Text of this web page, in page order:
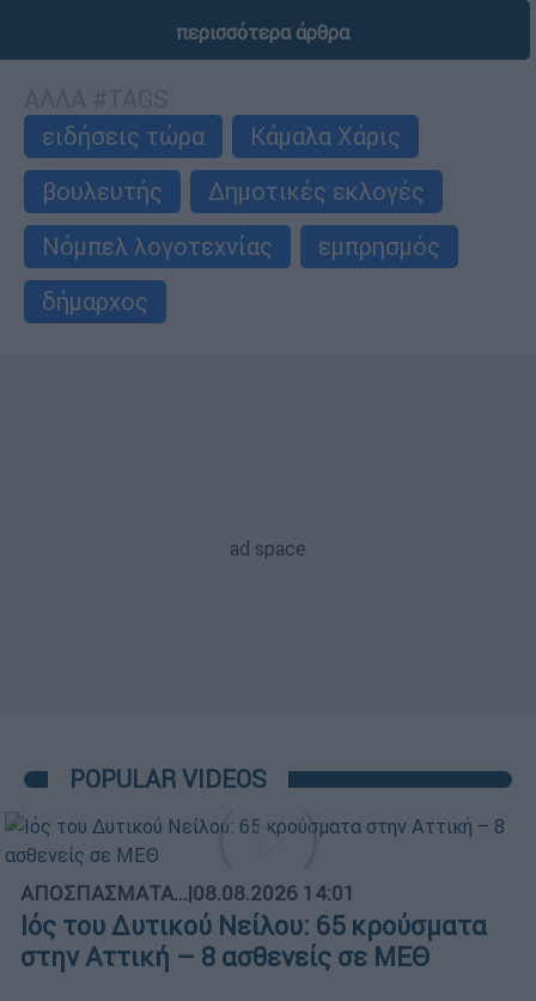
περισσότερα άρθρα
ειδήσεις τώρα
Κάμαλα Χάρις
βουλευτής
Δημοτικές εκλογές
Νόμπελ λογοτεχνίας
εμπρησμός
δήμαρχος
POPULAR VIDEOS
ΑΠΟΣΠΑΣΜΑΤΑ...|08.08.2026 14:01
Ιός του Δυτικού Νείλου: 65 κρούσματα
στην Αττική – 8 ασθενείς σε ΜΕΘ